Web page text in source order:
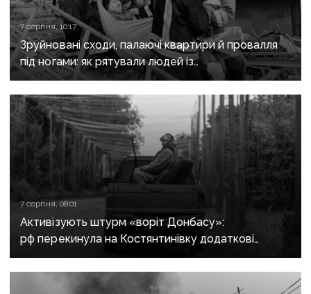
7 серпня, 10:17
Зруйновані сходи, палаючі квартири й провалля
під ногами: як рятували людей із
багатоповерхівки в Краматорську
7 серпня, 08:01
Активізують штурм «воріт Донбасу»:
рф перекинула на Костянтинівку додаткові
підрозділи й поновила атаки тритонними
авіабомбами